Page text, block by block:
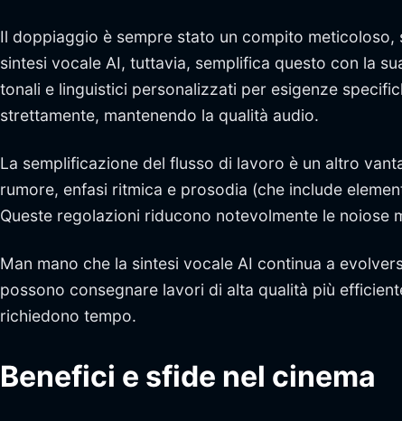
Il doppiaggio è sempre stato un compito
sintesi vocale AI, tuttavia, semplifica questo con la
tonali e linguistici personalizzati per esigenze
strettamente, mantenendo la qualità audio.
La semplificazione del flusso di lavoro è un altro
rumore, enfasi ritmica e prosodia (che include
Queste regolazioni riducono notevolmente le
Man mano che la sintesi vocale AI continua a
possono consegnare lavori di alta qualità più
richiedono tempo.
Benefici e sfide nel cinema